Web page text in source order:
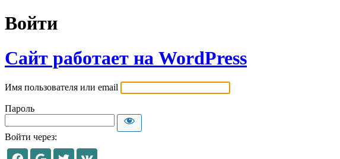
Войти
Сайт работает на WordPress
Имя пользователя или email
Пароль
Войти через: